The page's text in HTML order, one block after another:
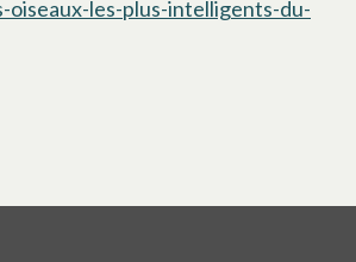
oiseaux-les-plus-intelligents-du-